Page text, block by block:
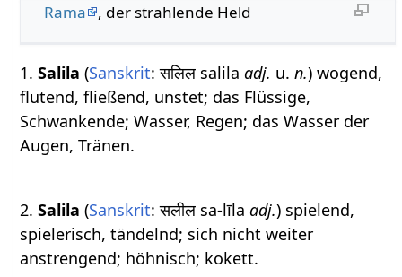
Rama , der strahlende Held
1.Salila (Sanskrit: सलिल salilaadj. u.n.) wogend,
flutend, fließend, unstet; das Flüssige,
Schwankende; Wasser, Regen; das Wasser der
Augen, Tränen.
2.Salila (Sanskrit: सलील sa-līlaadj.) spielend,
spielerisch, tändelnd; sich nicht weiter
anstrengend; höhnisch; kokett.